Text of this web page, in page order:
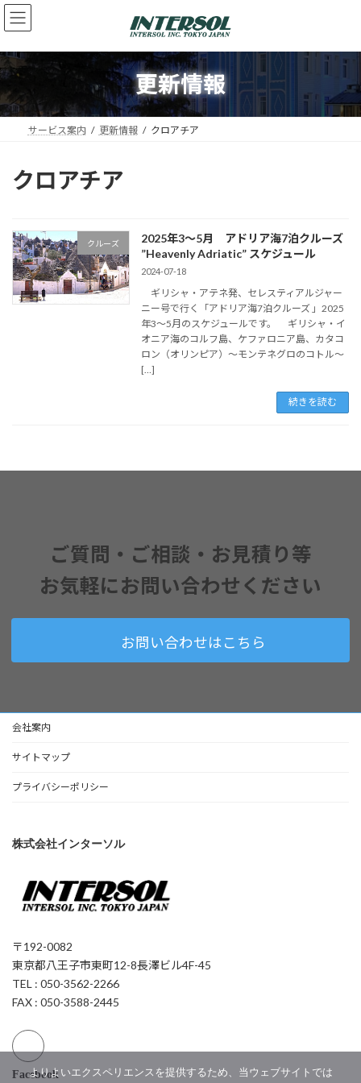
コ
ン
ン
ツ
へ
ス
キ
ナ
ビ
ー
シ
ョ
ン
に
更新情報
サービス案内 更新情報 クロアチア
クロアチア
クルーズ
2025年3～5月 アドリア海7泊クルーズ
”Heavenly Adriatic” スケジュール
2024-07-18
ギリシャ・アテネ発、セレスティアルジャー
ニー号で行く「アドリア海7泊クルーズ 」2025
年3～5月のスケジュールです。 ギリシャ・イ
オニア海のコルフ島、ケファロニア島、カタコ
ロン（オリンピア）～モンテネグロのコトル～
[…]
続きを読む
ご質問・ご相談・お見積り 等
お気軽にお問い合わせください
お問い合わせはこちら
会社案内
サイトマップ
プライバシーポリシー
株式会社インターソル
〒192-0082
東京都八王子市東町12-8長澤ビル4F-45
TEL : 050-3562-2266
FAX : 050-3588-2445
Facebook
よりよいエクスペリエンスを提供するため、当ウェブサイトでは